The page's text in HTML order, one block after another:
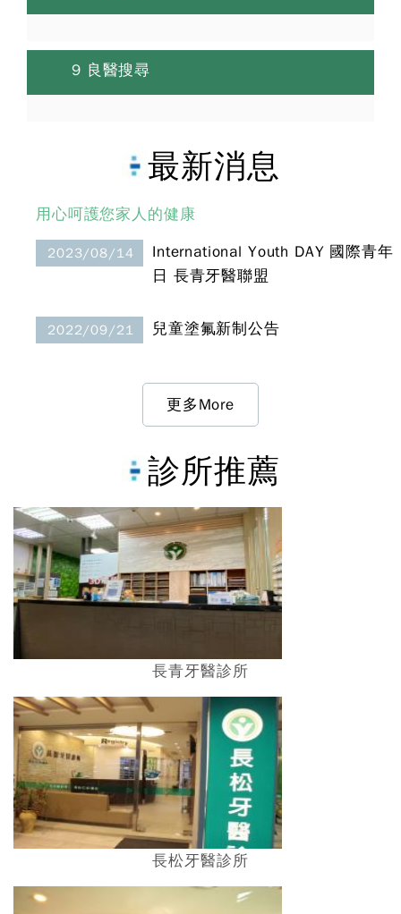
9 良醫搜尋
最新消息
用心呵護您家人的健康
2023/08/14
International Youth DAY 國際青年
日 長青牙醫聯盟
2022/09/21 兒童塗氟新制公告
更多More
診所推薦
長青牙醫診所
長松牙醫診所